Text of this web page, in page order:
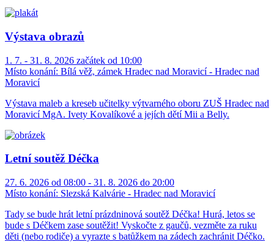
Výstava obrazů
1. 7. - 31. 8. 2026 začátek od 10:00
Místo konání: Bílá věž, zámek Hradec nad Moravicí - Hradec nad
Moravicí
Výstava maleb a kreseb učitelky výtvarného oboru ZUŠ Hradec nad
Moravicí MgA. Ivety Kovalíkové a jejích dětí Mii a Belly.
Letní soutěž Déčka
27. 6. 2026 od 08:00 - 31. 8. 2026 do 20:00
Místo konání: Slezská Kalvárie - Hradec nad Moravicí
Tady se bude hrát letní prázdninová soutěž Déčka! Hurá, letos se
bude s Déčkem zase soutěžit! Vyskočte z gaučů, vezměte za ruku
děti (nebo rodiče) a vyrazte s batůžkem na zádech zachránit Déčko.